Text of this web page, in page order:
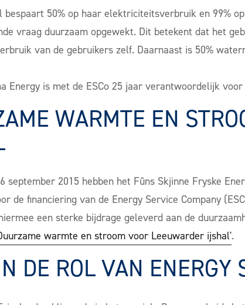
bespaart 50% op haar elektriciteitsverbruik en 99%
vraag duurzaam opgewekt. Dit betekent dat het
van de gebruikers zelf. Daarnaast is 50%
Energy is met de ESCo 25 jaar verantwoordelijk
WARMTE EN
september 2015 hebben het Fûns Skjinne Fryske
de financiering van de Energy Service Company
een sterke bijdrage geleverd aan de
warmte en stroom voor Leeuwarder ijshal'.
DE ROL VAN ENERGY